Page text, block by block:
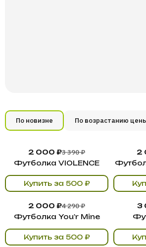
По новизне По возрастанию
2 000 ₽3 390 ₽
Футболка VIOLENCE
Купить за 500 ₽
2
2 000 ₽4 290 ₽
Футболка You'r Mine
Купить за 500 ₽
3